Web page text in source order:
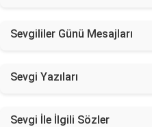
Sevgililer Günü Mesajları
Sevgi Yazıları
Sevgi İle İlgili Sözler